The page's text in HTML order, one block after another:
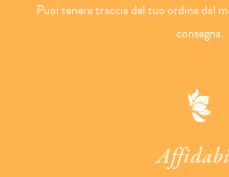
Puoi tenere traccia del tuo ordine dal
consegna.